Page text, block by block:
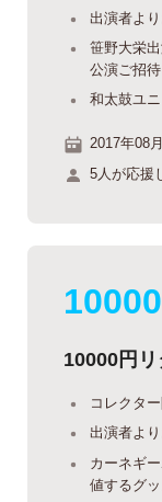
出演者よ
笹野大栄
公演ご招待
和太鼓ユ
2017年08
5人が応援
10000
10000円
コレクタ
出演者よ
カーネギ
値するグッ